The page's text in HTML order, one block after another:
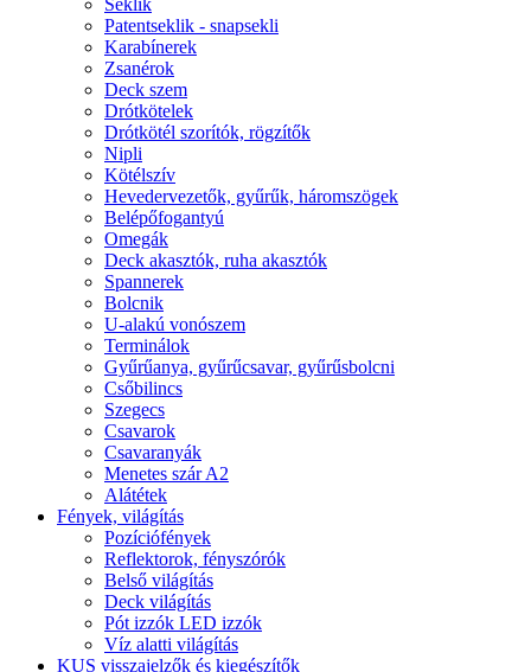
Patentseklik - snapsekli
Karabínerek
Zsanérok
Deck szem
Drótkötelek
Drótkötél szorítók, rögzítők
Nipli
Kötélszív
Hevedervezetők, gyűrűk, háromszögek
Belépőfogantyú
Omegák
Deck akasztók, ruha akasztók
Spannerek
Bolcnik
U-alakú vonószem
Terminálok
Gyűrűanya, gyűrűcsavar, gyűrűsbolcni
Csőbilincs
Szegecs
Csavarok
Csavaranyák
Menetes szár A2
Alátétek
Fények, világítás
Pozíciófények
Reflektorok, fényszórók
Belső világítás
Deck világítás
Pót izzók LED izzók
Víz alatti világítás
KUS visszajelzők és kiegészítők